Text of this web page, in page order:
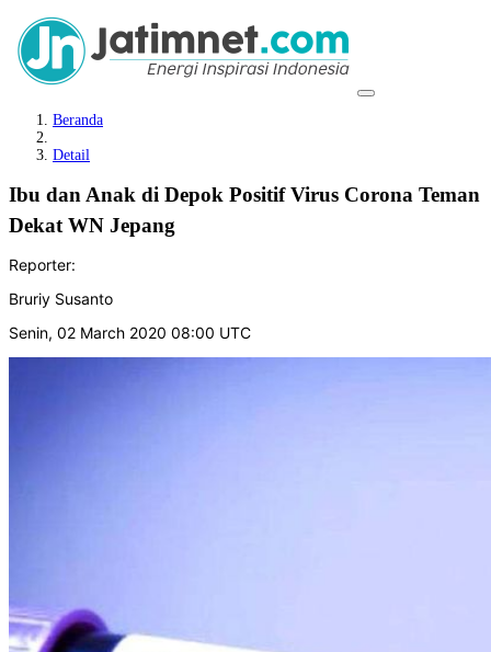
Beranda
Detail
Ibu dan Anak di Depok Positif Virus Corona Teman
Dekat WN Jepang
Reporter:
Bruriy Susanto
Senin, 02 March 2020 08:00 UTC